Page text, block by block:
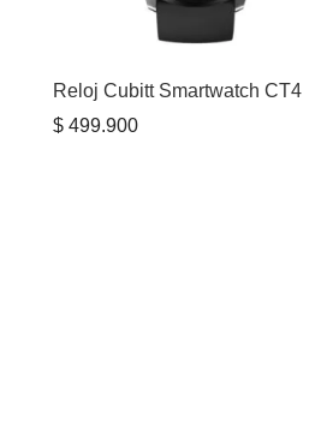
Reloj Cubitt Smartwatch CT4
$499.900